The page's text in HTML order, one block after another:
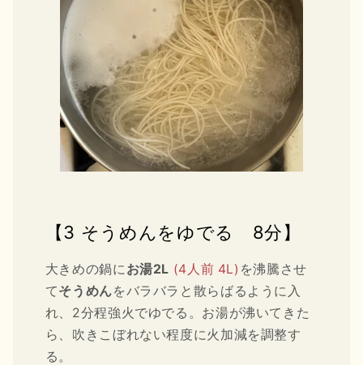
【3 そうめんをゆでる 8分】
大きめの鍋に お湯2L (4人前 4L) を沸騰させ
てそうめんをバラバラと散らばるように入
れ、2分程強火でゆでる。お湯が沸いてきた
ら、吹きこぼれない程度に火加減を調整す
る。